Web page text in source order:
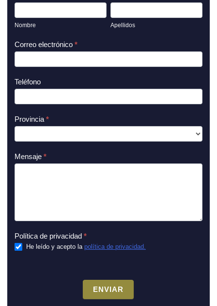
Nombre Apellidos
Correo electrónico *
Teléfono
Provincia *
Mensaje *
Política de privacidad *
He leído y acepto la política de privacidad.
ENVIAR
humano,
este
campo
en
blanco.